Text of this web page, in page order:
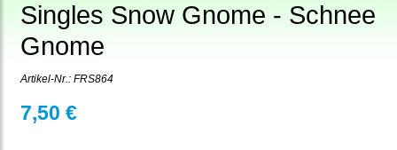
Singles Snow Gnome - Schnee
Gnome
Artikel-Nr.: FRS864
7,50 €